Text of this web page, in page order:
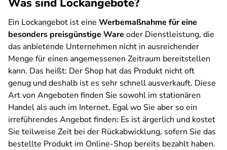
Was sind Lockangebote?
Ein Lockangebot ist eine Werbemaßnahme für eine
besonders preisgünstige Ware oder Dienstleistung, die
das anbietende Unternehmen nicht in ausreichender
Menge für einen angemessenen Zeitraum bereitstellen
kann. Das heißt: Der Shop hat das Produkt nicht oft
genug und deshalb ist es sehr schnell ausverkauft. Diese
Art von Angeboten finden Sie sowohl im stationären
Handel als auch im Internet. Egal wo Sie aber so ein
irreführendes Angebot finden: Es ist ärgerlich und kostet
Sie teilweise Zeit bei der Rückabwicklung, sofern Sie das
bestellte Produkt im Online-Shop bereits bezahlt haben.